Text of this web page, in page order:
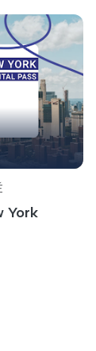
York